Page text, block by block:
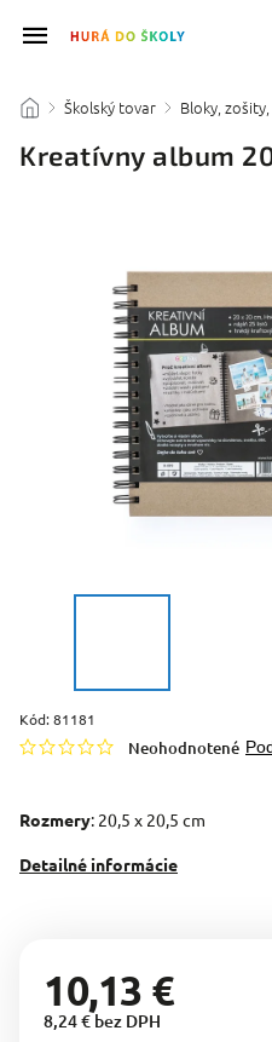
/ Školský tovar / Bloky,
Kreatívny album
Kód:81181
Neohodnotené
Rozmery: 20,5 x 20,5 cm
Detailné informácie
10,13 €
8,24 € bez DPH